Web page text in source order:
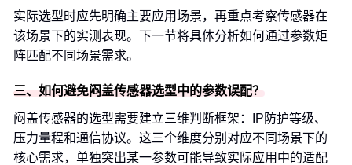
实际选型时应先明确主要应用场景，再重点考察传感器在
该场景下的实测表现。下一节将具体分析如何通过参数矩
阵匹配不同场景需求。
三、如何避免闷盖传感器选型中的参数误配？
闷盖传感器的选型需要建立三维判断框架：IP防护等级、
压力量程和通信协议。这三个维度分别对应不同场景下的
核心需求，单独突出某一参数可能导致实际应用中的适配